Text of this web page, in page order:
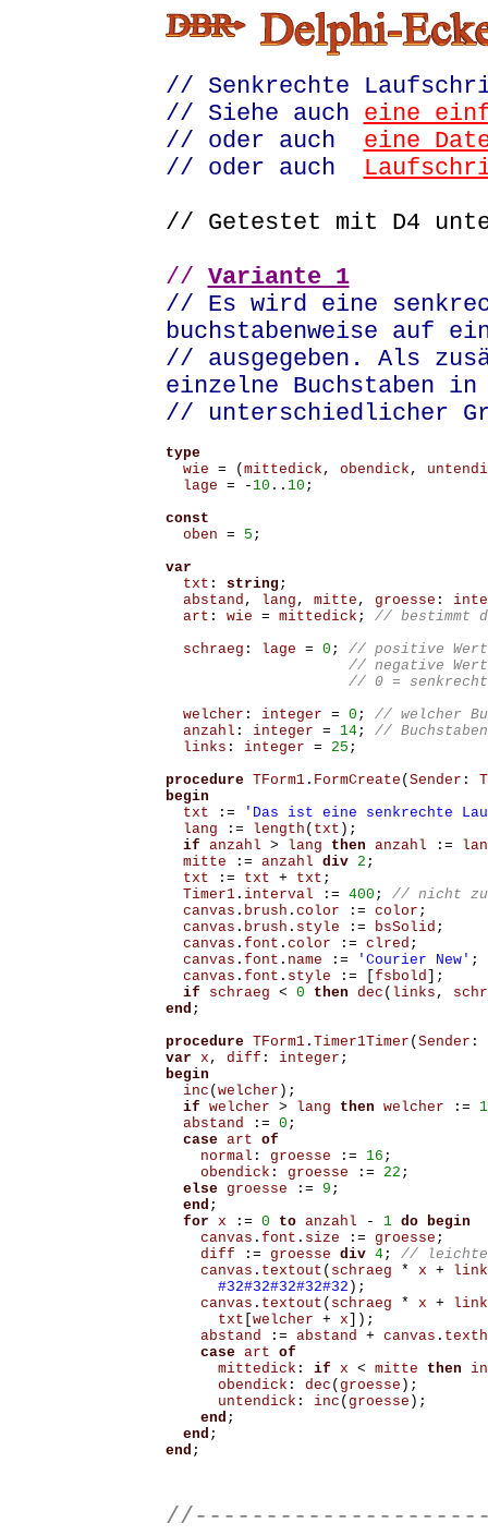
// Senkrechte
// Siehe auch eine
// oder auch
eine
// oder auch
// Getestet mit D4
// Variante 1
// Es wird eine
buchstabenweise auf
// ausgegeben. Als
einzelne Buchstaben in
// unterschiedlicher
type
wie = ( mittedick , obendick ,
lage = - 10 .. 10 ;
const
oben = 5 ;
var
txt : string ;
abstand , lang , mitte , groesse :
art : wie = mittedick ;
schraeg : lage = 0 ;
welcher : integer = 0 ;
anzahl : integer = 14;
links : integer = 25 ;
procedure TForm1. FormCreate ( Sender :
begin
txt
:=
'Das ist eine senkrechte
lang
:= length ( txt );
if anzahl > lang then anzahl :=
mitte
:= anzahl div 2 ;
txt
:= txt + txt ;
Timer1. interval := 400 ;
canvas . brush . color := color ;
canvas . brush . style := bsSolid ;
canvas . font . color := clred ;
canvas . font . name := 'Courier New' ;
canvas . font . style := fsbold ];
if
schraeg < 0 then dec ( links ,
end ;
procedure TForm1. Timer1Timer ( Sender :
var x , diff : integer ;
begin
inc ( welcher );
if welcher > lang then welcher := 1
abstand
:= 0 ;
case art of
normal : groesse := 16 ;
obendick : groesse := 22 ;
else
groesse := 9 ;
end ;
for x := 0 to anzahl - 1 do begin
canvas . font . size := groesse ;
diff
:= groesse div 4;
canvas . textout ( schraeg * x +
#32#32#32#32#32 );
canvas . textout ( schraeg * x +
txt welcher + x ]);
abstand
:= abstand + canvas .
case art of
mittedick : if x < mitte then
obendick : dec ( groesse );
untendick : inc ( groesse );
end ;
end ;
end ;